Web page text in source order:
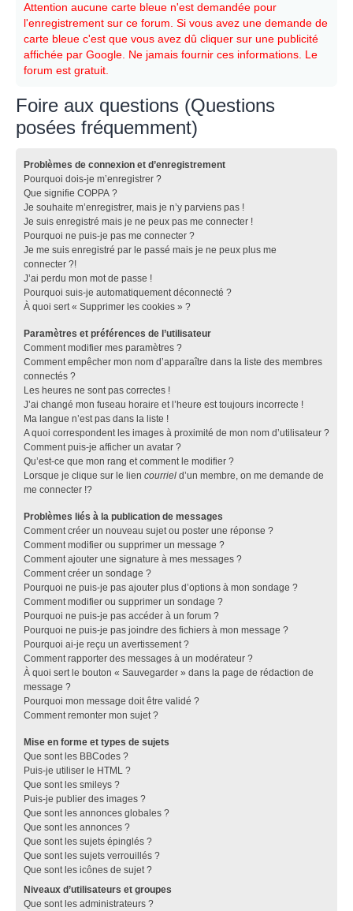
Attention aucune carte bleue n'est demandée pour
l'enregistrement sur ce forum. Si vous avez une demande de
carte bleue c'est que vous avez dû cliquer sur une publicité
affichée par Google. Ne jamais fournir ces informations. Le
forum est gratuit.
Foire aux questions (Questions
posées fréquemment)
Problèmes de connexion et d’enregistrement
Pourquoi dois-je m’enregistrer ?
Que signifie COPPA ?
Je souhaite m’enregistrer, mais je n’y parviens pas !
Je suis enregistré mais je ne peux pas me connecter !
Pourquoi ne puis-je pas me connecter ?
Je me suis enregistré par le passé mais je ne peux plus me
connecter ?!
J’ai perdu mon mot de passe !
Pourquoi suis-je automatiquement déconnecté ?
À quoi sert « Supprimer les cookies » ?
Paramètres et préférences de l’utilisateur
Comment modifier mes paramètres ?
Comment empêcher mon nom d’apparaître dans la liste des membres
connectés ?
Les heures ne sont pas correctes !
J’ai changé mon fuseau horaire et l’heure est toujours incorrecte !
Ma langue n’est pas dans la liste !
A quoi correspondent les images à proximité de mon nom d’utilisateur ?
Comment puis-je afficher un avatar ?
Qu’est-ce que mon rang et comment le modifier ?
Lorsque je clique sur le lien courriel d’un membre, on me demande de
me connecter !?
Problèmes liés à la publication de messages
Comment créer un nouveau sujet ou poster une réponse ?
Comment modifier ou supprimer un message ?
Comment ajouter une signature à mes messages ?
Comment créer un sondage ?
Pourquoi ne puis-je pas ajouter plus d’options à mon sondage ?
Comment modifier ou supprimer un sondage ?
Pourquoi ne puis-je pas accéder à un forum ?
Pourquoi ne puis-je pas joindre des fichiers à mon message ?
Pourquoi ai-je reçu un avertissement ?
Comment rapporter des messages à un modérateur ?
À quoi sert le bouton « Sauvegarder » dans la page de rédaction de
message ?
Pourquoi mon message doit être validé ?
Comment remonter mon sujet ?
Mise en forme et types de sujets
Que sont les BBCodes ?
Puis-je utiliser le HTML ?
Que sont les smileys ?
Puis-je publier des images ?
Que sont les annonces globales ?
Que sont les annonces ?
Que sont les sujets épinglés ?
Que sont les sujets verrouillés ?
Que sont les icônes de sujet ?
Niveaux d’utilisateurs et groupes
Que sont les administrateurs ?